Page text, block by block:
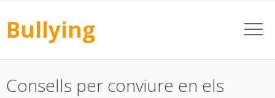
Bullying
Consells per conviure en els